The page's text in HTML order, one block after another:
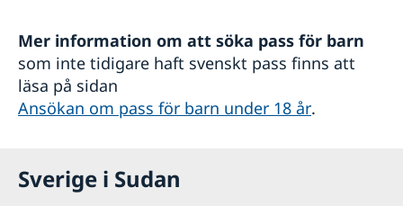
Mer information om att söka pass för barn
som inte tidigare haft svenskt pass finns att
läsa på sidan
Ansökan om pass för barn under 18 år.
Sverige i Sudan